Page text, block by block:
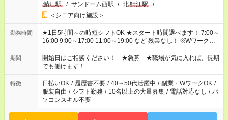
鯖江駅
/ サンドーム西駅 / 北鯖江駅 / …
＜シニア向け施設＞
勤務時間
★1日5時間～の時短シフトOK ★スタート時間選べます！ 7:00～
16:00 9:00～17:00 11:00～19:00 など 残業なし！ ※Wワークの
場合、他のお仕事と合わせ週40時間超の就業はご案内できませ
ん ※法令に基づき、週20時間以上勤務は社会保険への加入対象
となります ※労働者派遣法（日雇い派遣の原則禁止）により、
短時間・短期間の就業はご案内が難しい場合があります
期間
開始日はご相談ください！ ★急募 ★職場が気に入れば、長期
でも働けます！
特徴 日払いOK / 履歴書不要 / 40～50代活躍中 / 副業・WワークOK /
服装自由 / シフト勤務 / 10名以上の大量募集 / 電話対応なし / パ
ソコンスキル不要